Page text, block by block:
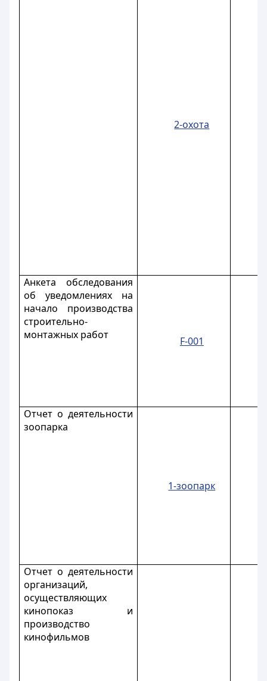
2-охота
Анкета обследования
об уведомлениях на
начало производства
строительно-
монтажных работ
F-001
Отчет о деятельности
зоопарка
1-зоопарк
Отчет о деятельности
организаций,
осуществляющих
кинопоказ и
производство
кинофильмов